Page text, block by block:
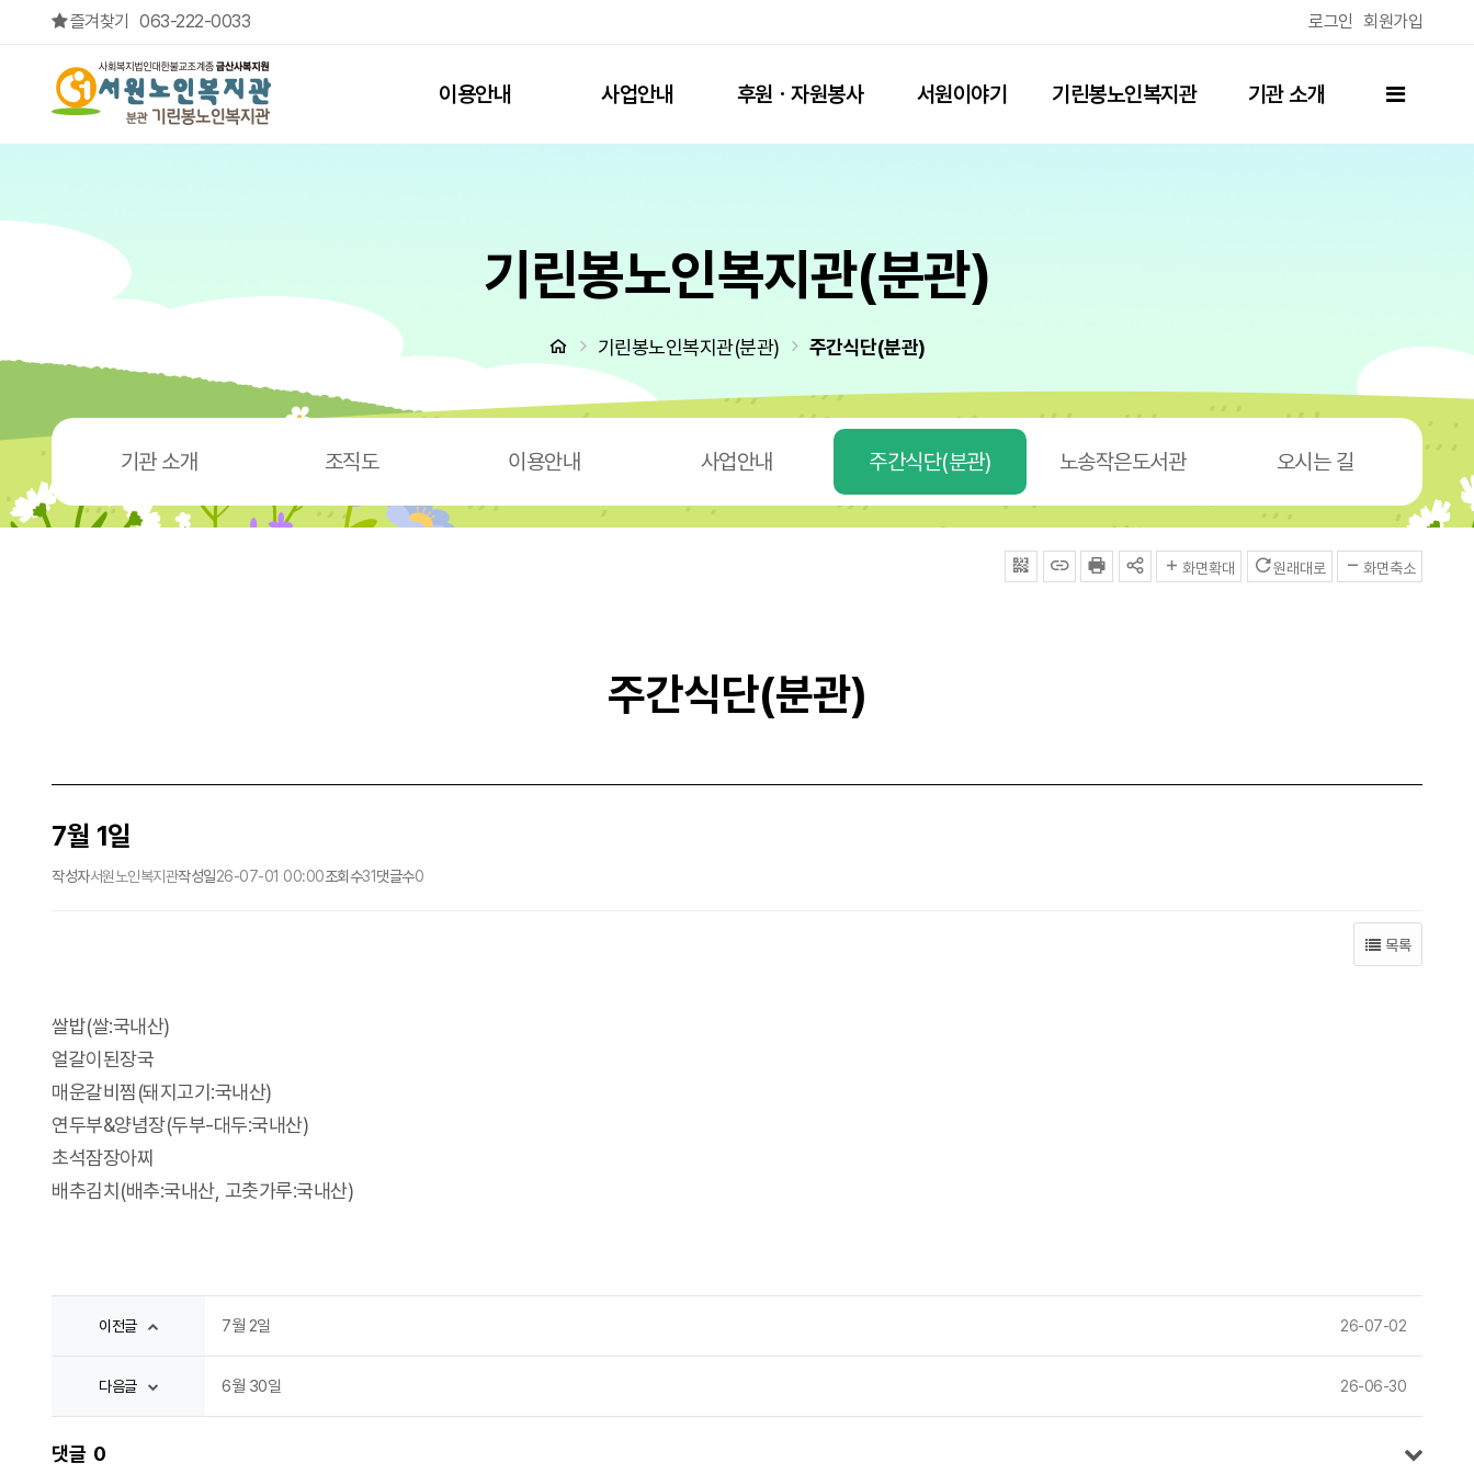
7월 1일 > 주간식단(분관)
즐겨찾기 063-222-0033 로그인 회원가입
이용안내 사업안내 후원ㆍ자원봉사 서원이야기 기린봉노인복지관 기관 소개 전체메
기린봉노인복지관(분관)
처음으로기린봉노인복지관(분관) 주간식단(분관)
기관 소개 조직도 이용안내 사업안내 주간식단(분관) 노송작은도서관 오시는 길
QRcode주소복사프린터공유 화면확대 원래대로 화면축소
주간식단(분관)
7월 1일
작성자서원노인복지관작성일26-07-01 00:00조회수31댓글수0
목록
쌀밥(쌀:국내산)
얼갈이된장국
매운갈비찜(돼지고기:국내산)
연두부&양념장(두부-대두:국내산)
초석잠장아찌
배추김치(배추:국내산, 고춧가루:국내산)
이전글 7월 2일 26-07-02
다음글 6월 30일 26-06-30
댓글 0